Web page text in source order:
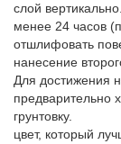
слой
менее 24 часов
отшлифовать
нанесение
Для достижения
предварительно
грунтовку.
цвет, который